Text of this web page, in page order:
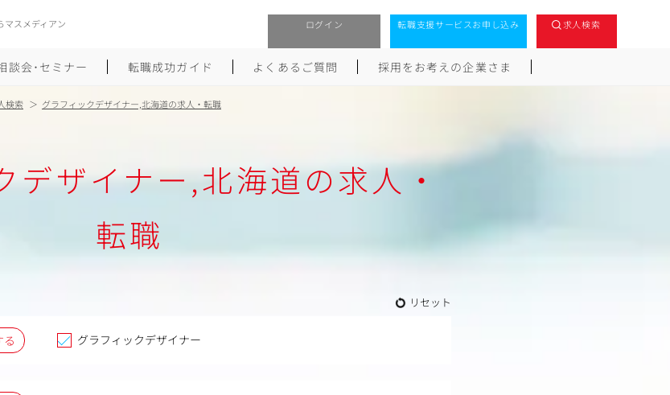
マスメディアン ログイン 転職支援サービスお申し込み 求人検索
談会･セミナー 転職成功ガイド
つくり方
フォリオのつくり方
大手広告会社への転職
しゅふクリ･ママクリ転職
よくあるご質問 採用をお考えの企業さま
検索 グラフィックデザイナー,北海道の求人・転職
デザイナー,北海道の求人・
転職
リセット
る グラフィックデザイナー